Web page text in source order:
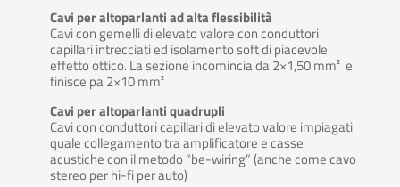
Cavi per altoparlanti ad alta flessibilità
Cavi con gemelli di elevato valore con conduttori
capillari intrecciati ed isolamento soft di piacevole
effetto ottico. La sezione incomincia da 2×1,50 mm² e
finisce pa 2×10 mm²
Cavi per altoparlanti quadrupli
Cavi con conduttori capillari di elevato valore impiagati
quale collegamento tra amplificatore e casse
acustiche con il metodo “be-wiring” (anche come cavo
stereo per hi-fi per auto)